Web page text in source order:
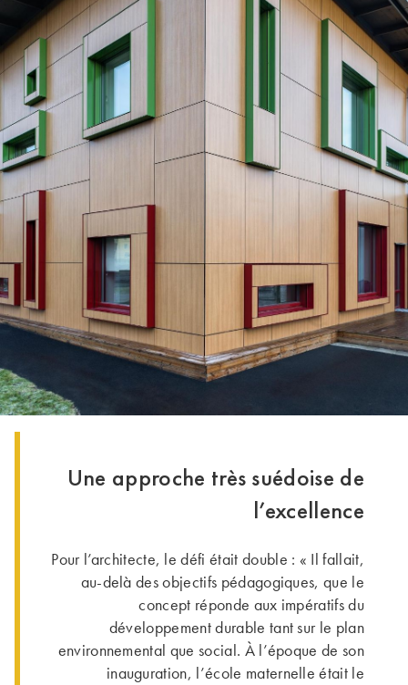
Une approche très suédoise de
l’excellence
Pour l’architecte, le défi était double : « Il fallait,
au-delà des objectifs pédago­giques, que le
concept réponde aux impératifs du
développement durable tant sur le plan
environnemental que social. À l’époque de son
inauguration, l’école maternelle était le